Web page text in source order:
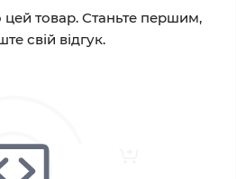
цей товар. Станьте першим,
свій відгук.